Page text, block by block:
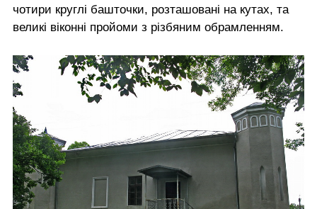
чотири круглі башточки, розташовані на кутах, та
великі віконні пройоми з різбяним обрамленням.